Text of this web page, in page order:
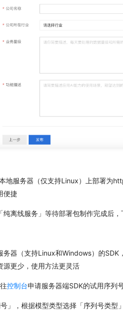
地服务器（仅支持Linux）上部署为
便捷
纯离线服务」等待部署包制作完成后
务器（支持Linux和Windows）的
源更少，使用方法更灵活
控制台申请服务器端SDK的试用序列
」，根据模型类型选择「序列号类